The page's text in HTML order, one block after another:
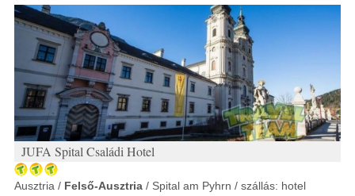
JUFA Spital Családi Hotel
Ausztria / Felső-Ausztria / Spital am Pyhrn / szállás: hotel